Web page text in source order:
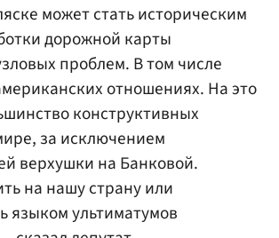
может стать историческим
дорожной карты
проблем. В том числе
отношениях. На это
конструктивных
за исключением
верхушки на Банковой.
на нашу страну или
языком ультиматумов